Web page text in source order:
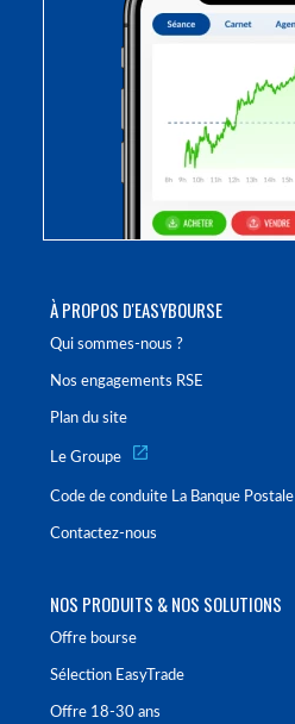
À PROPOS D'EASYBOURSE
Qui sommes-nous ?
Nos engagements RSE
Plan du site
Le Groupe
Code de conduite La Banque Postale
Contactez-nous
NOS PRODUITS & NOS SOLUTIONS
Offre bourse
Sélection EasyTrade
Offre 18-30 ans